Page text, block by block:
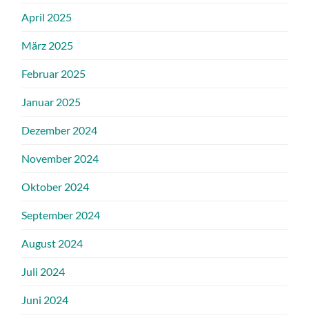
April 2025
März 2025
Februar 2025
Januar 2025
Dezember 2024
November 2024
Oktober 2024
September 2024
August 2024
Juli 2024
Juni 2024